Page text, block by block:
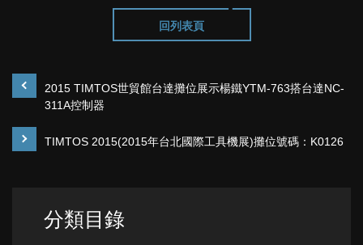
回列表頁
2015 TIMTOS世貿館台達攤位展示楊鐵YTM-763搭台達NC-
311A控制器
TIMTOS 2015(2015年台北國際工具機展)攤位號碼：K0126
分類目錄